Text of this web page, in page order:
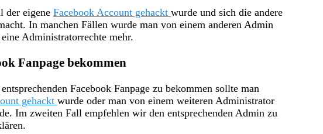
der eigene Facebook Account gehackt wurde und sich die andere
In manchen Fällen wurde man von einem anderen Admin
Administratorrechte mehr.
Fanpage bekommen
Facebook Fanpage zu bekommen sollte man
gehackt wurde oder man von einem weiteren Administrator
Im zweiten Fall empfehlen wir den entsprechenden Admin zu